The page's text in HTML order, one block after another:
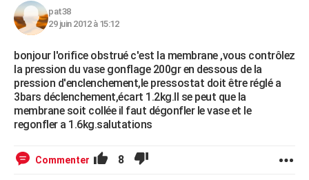
pat38
29 juin 2012 à 15:12
bonjour l'orifice obstrué c'est la membrane ,vous contrôlez
la pression du vase gonflage 200gr en dessous de la
pression d'enclenchement,le pressostat doit être réglé a
3bars déclenchement,écart 1.2kg.Il se peut que la
membrane soit collée il faut dégonfler le vase et le
regonfler a 1.6kg.salutations
Commenter 8